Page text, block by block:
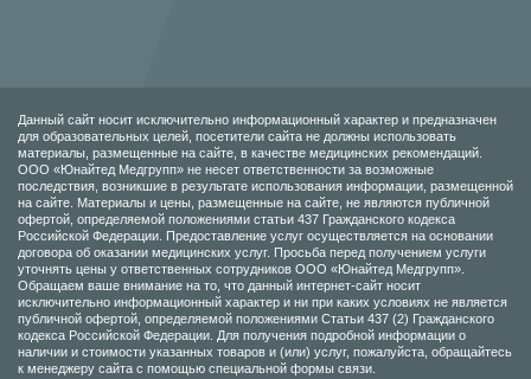
Данный сайт носит исключительно информационный характер и предназначен
для образовательных целей, посетители сайта не должны использовать
материалы, размещенные на сайте, в качестве медицинских рекомендаций.
ООО «Юнайтед Медгрупп» не несет ответственности за возможные
последствия, возникшие в результате использования информации, размещенной
на сайте. Материалы и цены, размещенные на сайте, не являются публичной
офертой, определяемой положениями статьи 437 Гражданского кодекса
Российской Федерации. Предоставление услуг осуществляется на основании
договора об оказании медицинских услуг. Просьба перед получением услуги
уточнять цены у ответственных сотрудников ООО «Юнайтед Медгрупп».
Обращаем ваше внимание на то, что данный интернет-сайт носит
исключительно информационный характер и ни при каких условиях не является
публичной офертой, определяемой положениями Статьи 437 (2) Гражданского
кодекса Российской Федерации. Для получения подробной информации о
наличии и стоимости указанных товаров и (или) услуг, пожалуйста, обращайтесь
к менеджеру сайта с помощью специальной формы связи.